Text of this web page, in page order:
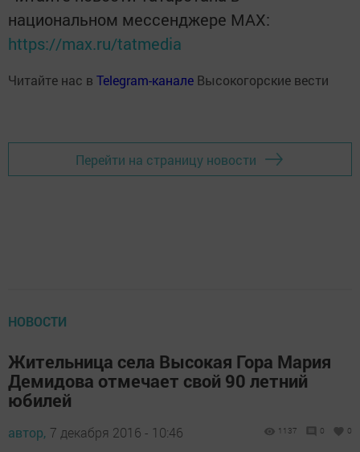
национальном мессенджере MАХ:
https://max.ru/tatmedia
Читайте нас в Telegram-канале Высокогорские вести
Перейти на страницу новости
НОВОСТИ
Жительница села Высокая Гора Мария
Демидова отмечает свой 90 летний
юбилей
автор, 7 декабря 2016 - 10:46 1137 0 0